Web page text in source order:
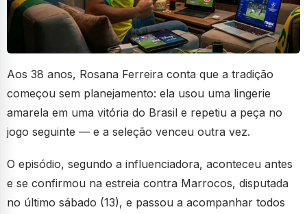
Aos 38 anos, Rosana Ferreira conta que a tradição
começou sem planejamento: ela usou uma lingerie
amarela em uma vitória do Brasil e repetiu a peça no
jogo seguinte — e a seleção venceu outra vez.
O episódio, segundo a influenciadora, aconteceu antes
e se confirmou na estreia contra Marrocos, disputada
no último sábado (13), e passou a acompanhar todos